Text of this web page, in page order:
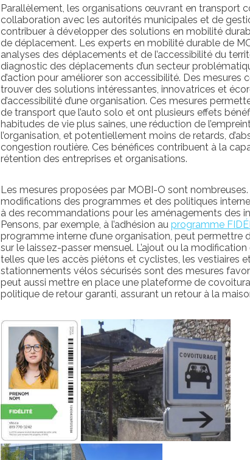
Parallèlement, les organisations œuvrant en transport
collaboration avec les autorités municipales et de
contribuer à développer des solutions en mobilité
de déplacement. Les experts en mobilité durable de
analyses des déplacements et de l’accessibilité du
diagnostic des déplacements d’un secteur
d’action pour améliorer son accessibilité. Des
trouver des solutions intéressantes, innovatrices et
d’accessibilité d’une organisation. Ces mesures
de transport que l’auto solo et ont plusieurs effets
habitudes de vie plus saines, une réduction de
l’organisation, et potentiellement moins de retards,
congestion routière. Ces bénéfices contribuent à la
rétention des entreprises et organisations.
Les mesures proposées par MOBI-O sont
modifications des programmes et des politiques
à des recommandations pour les aménagements des
Pensons, par exemple, à l’adhésion au programme
programme interne d’une organisation, peut permettre
sur le laissez-passer mensuel. L’ajout ou la
telles que les accès piétons et cyclistes, les vestiaires
stationnements vélos sécurisés sont des mesures
peut aussi mettre en place une plateforme de
politique de retour garanti, assurant un retour à la